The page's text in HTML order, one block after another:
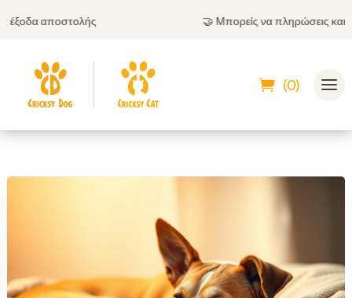
αποστολής Μπορείς να πληρώσεις και με
(0)